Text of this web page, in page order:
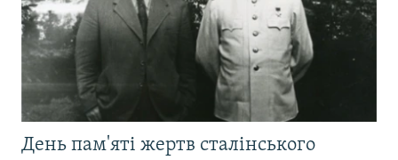
День пам'яті жертв сталінського